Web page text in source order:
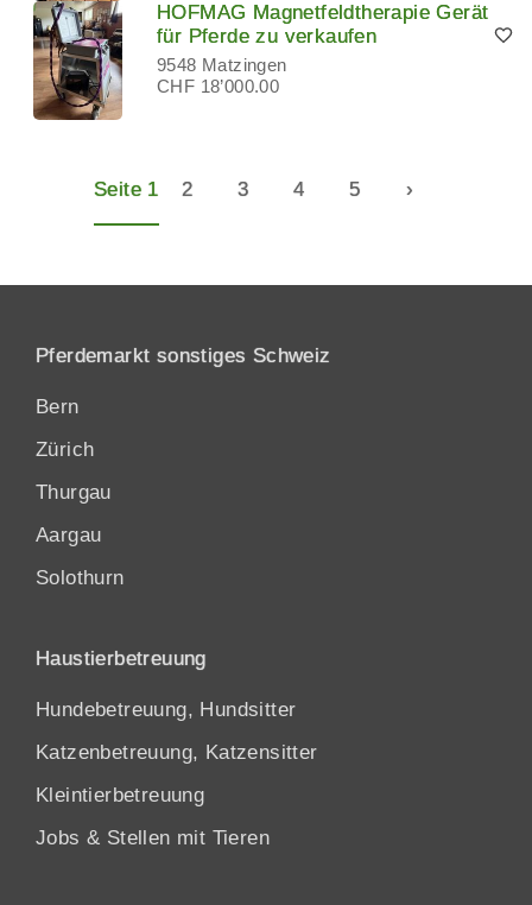
HOFMAG Magnetfeldtherapie Gerät
für Pferde zu verkaufen
9548 Matzingen
CHF 18’000.00
Seite 1 2 3 4 5 ›
Pferdemarkt sonstiges Schweiz
Bern
Zürich
Thurgau
Aargau
Solothurn
Haustierbetreuung
Hundebetreuung, Hundsitter
Katzenbetreuung, Katzensitter
Kleintierbetreuung
Jobs & Stellen mit Tieren